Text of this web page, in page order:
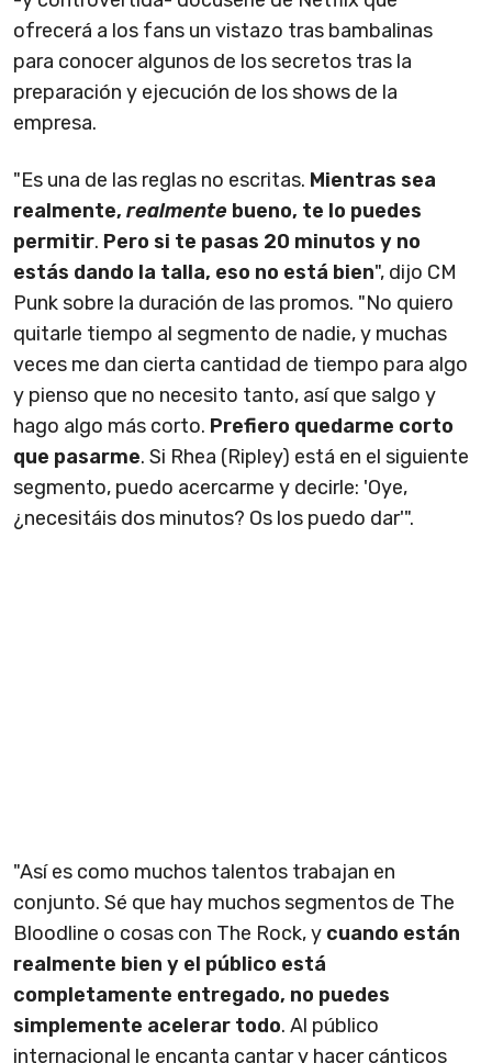
ofrecerá a los fans un vistazo tras bambalinas
para conocer algunos de los secretos tras la
preparación y ejecución de los shows de la
empresa.
"Es una de las reglas no escritas. Mientras sea
realmente, realmente bueno, te lo puedes
permitir. Pero si te pasas 20 minutos y no
estás dando la talla, eso no está bien", dijo CM
Punk sobre la duración de las promos. "No quiero
quitarle tiempo al segmento de nadie, y muchas
veces me dan cierta cantidad de tiempo para algo
y pienso que no necesito tanto, así que salgo y
hago algo más corto. Prefiero quedarme corto
que pasarme. Si Rhea (Ripley) está en el siguiente
segmento, puedo acercarme y decirle: 'Oye,
¿necesitáis dos minutos? Os los puedo dar'".
"Así es como muchos talentos trabajan en
conjunto. Sé que hay muchos segmentos de The
Bloodline o cosas con The Rock, y cuando están
realmente bien y el público está
completamente entregado, no puedes
simplemente acelerar todo. Al público
internacional le encanta cantar y hacer cánticos